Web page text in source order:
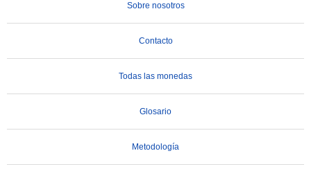
Sobre nosotros
Contacto
Todas las monedas
Glosario
Metodología